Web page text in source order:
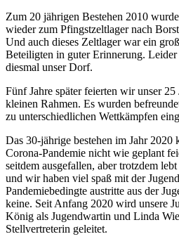
Zum 20 jährigen Bestehen 2010
wieder zum Pfingstzeltlager nach
Und auch dieses Zeltlager war ein
Beteiligten in guter Erinnerung.
diesmal unser Dorf.
Fünf Jahre später feierten wir unser 25
kleinen Rahmen. Es wurden
zu unterschiedlichen Wettkämpfen
Das 30-jährige bestehen im Jahr
Corona-Pandemie nicht wie geplant
seitdem ausgefallen, aber trotzdem
und wir haben viel spaß mit der
Pandemiebedingte austritte aus der
keine. Seit Anfang 2020 wird unsere
König als Jugendwartin und Linda
Stellvertreterin geleitet.